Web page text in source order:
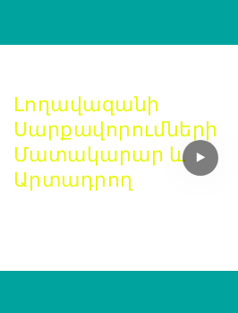
Լողավազանի
Սարքավորումների
Մատակարար ԵՒ
Արտադրող